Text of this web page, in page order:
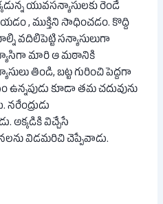
యువసన్యాసులకు రెండే
, ముక్తిని సాధించడం. కొద్ది
వదిలిపెట్టి సన్యాసులుగా
మారి ఆ మఠానికి
తిండి, బట్ట గురించి పెద్దగా
కూడా తమ చదువును
నరేంద్రుడు
అక్కడికి విచ్చేసే
విడమరిచి చెప్పేవాడు.